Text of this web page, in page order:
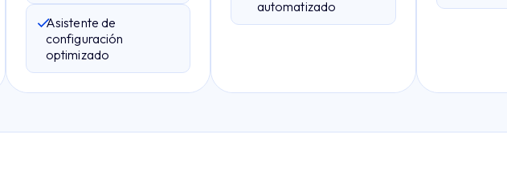
Asistente de
configuración
optimizado
automatizado